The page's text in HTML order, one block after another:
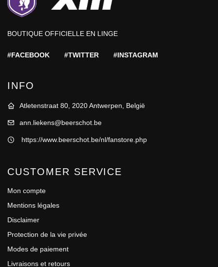
BOUTIQUE OFFICIELLE EN LINGE
#FACEBOOK #TWITTER #INSTAGRAM
INFO
Atletenstraat 80, 2020 Antwerpen, België
ann.liekens@beerschot.be
https://www.beerschot.be/nl/fanstore.php
CUSTOMER SERVICE
Mon compte
Mentions légales
Disclaimer
Protection de la vie privée
Modes de paiement
Livraisons et retours